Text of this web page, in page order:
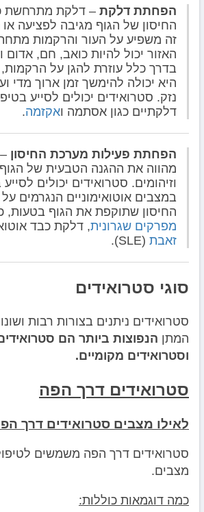
הפחתת דלקת – דלקת מתרחשת
החיסון של הגוף מגיבה לפציעה
זה משפיע על העור והרקמות
האזור יכול להיות כואב, חם, אדום
בדרך כלל עוזרת להגן על
היא יכולה להימשך זמן ארוך מדי
נזק. סטרואידים יכולים לסייע
דלקתיים כגון אסתמה ואקזמה.
הפחתת פעילות מערכת החיסון
מהווה את ההגנה הטבעית של
וזיהומים. סטרואידים יכולים
במצבים אוטואימוניים הנגרמים
החיסון שתוקפת את הגוף בטעות,
מפרקים שגרונית, דלקת כבד
זאבת (SLE).
סוגי סטרואידים
סטרואידים ניתנים בצורות רבות
המתן הנפוצות ביותר הם
וסטרואידים מקומיים.
סטרואידים דרך הפה
לאילו מצבים סטרואידים דרך
סטרואידים דרך הפה משמשים
מצבים.
כמה דוגמאות כוללות: